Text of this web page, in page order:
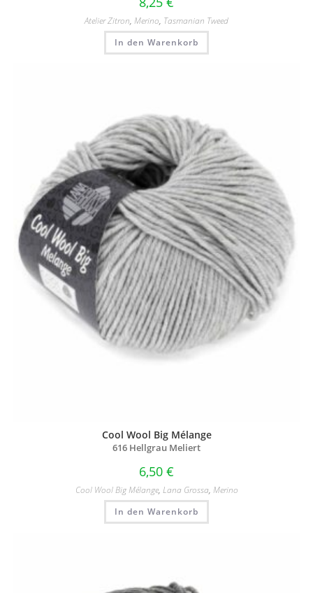
Atelier Zitron, Merino, Tasmanian Tweed
In den Warenkorb
Cool Wool Big Mélange
616 Hellgrau Meliert
6,50 €
Cool Wool Big Mélange, Lana Grossa, Merino
In den Warenkorb